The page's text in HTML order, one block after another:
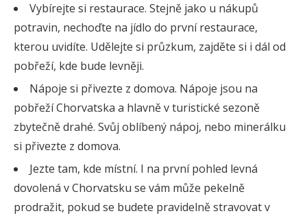
Vybírejte si restaurace. Stejně jako u nákupů
potravin, nechoďte na jídlo do první restaurace,
kterou uvidíte. Udělejte si průzkum, zajděte si i dál od
pobřeží, kde bude levněji.
Nápoje si přivezte z domova. Nápoje jsou na
pobřeží Chorvatska a hlavně v turistické sezoně
zbytečně drahé. Svůj oblíbený nápoj, nebo minerálku
si přivezte z domova.
Jezte tam, kde místní. I na první pohled levná
dovolená v Chorvatsku se vám může pekelně
prodražit, pokud se budete pravidelně stravovat v